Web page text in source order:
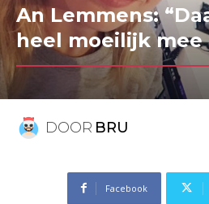
An Lemmens:
heel moeilijk mee
DOOR BRU
Facebook